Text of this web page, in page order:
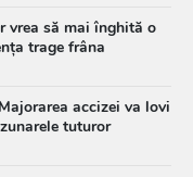
vrea să mai înghită o
trage frâna
accizei va lovi
tuturor